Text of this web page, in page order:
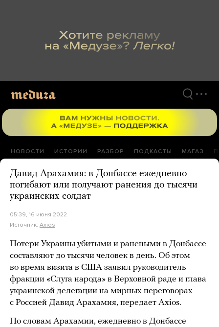
НОВОСТИ ИСТОРИИ РАЗБОР ПОДКАСТЫ МАГАЗ
Давид Арахамия: в Донбассе ежедневно
погибают или получают ранения до тысячи
украинских солдат
05:39, 16 июня 2022
Источник: Axios
Потери Украины убитыми и ранеными в Донбассе
составляют до тысячи человек в день. Об этом
во время визита в США заявил руководитель
фракции «Слуга народа» в Верховной раде и глава
украинской делегации на мирных переговорах
с Россией Давид Арахамия, передает Axios.
По словам Арахамии, ежедневно в Донбассе